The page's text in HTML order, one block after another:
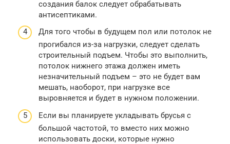
создания балок следует обрабатывать
антисептиками.
Для того чтобы в будущем пол или потолок не
прогибался из-за нагрузки, следует сделать
строительный подъем. Чтобы это выполнить,
потолок нижнего этажа должен иметь
незначительный подъем – это не будет вам
мешать, наоборот, при нагрузке все
выровняется и будет в нужном положении.
Если вы планируете укладывать брусья с
большой частотой, то вместо них можно
использовать доски, которые нужно